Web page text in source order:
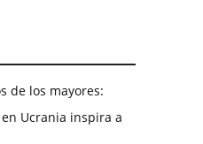
de los mayores:
Ucrania inspira a